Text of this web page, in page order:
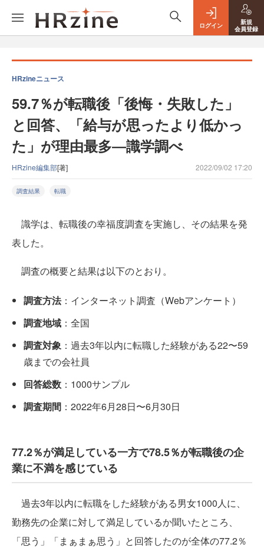
ログイン
新規
会員登録
HRzineニュース
59.7％が転職後「後悔・失敗した」
と回答、「給与が思ったより低かっ
た」が理由最多―識学調べ
HRzine編集部[著] 2022/09/02 17:20
調査結果 転職
識学は、転職後の幸福度調査を実施し、その結果を発
表した。
調査の概要と結果は以下のとおり。
調査方法：インターネット調査（Webアンケート）
調査地域 ：全国
調査対象 ：過去3年以内に転職した経験がある22〜59
歳までの会社員
回答総数 ：1000サンプル
調査期間 ：2022年6⽉28⽇〜6⽉30⽇
77.2％が満足している一方で78.5％が転職後の企
業に不満を感じている
過去3年以内に転職をした経験がある男女1000人に、
勤務先の企業に対して満足しているか聞いたところ、
「思う」「まぁまぁ思う」と回答したのが全体の77.2％